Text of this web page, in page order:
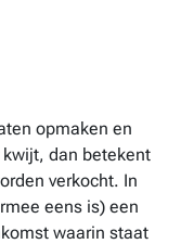
opmaken en
dan betekent
verkocht. In
eens is) een
waarin staat